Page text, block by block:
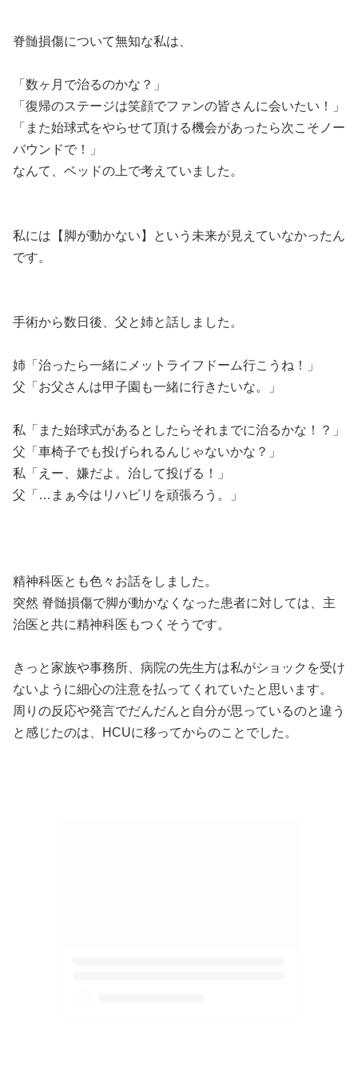
脊髄損傷について無知な私は、
「数ヶ月で治るのかな？」
「復帰のステージは笑顔でファンの皆さんに会いたい！」
「また始球式をやらせて頂ける機会があったら次こそノー
バウンドで！」
なんて、ベッドの上で考えていました。
私には【脚が動かない】という未来が見えていなかったん
です。
手術から数日後、父と姉と話しました。
姉「治ったら一緒にメットライフドーム行こうね！」
父「お父さんは甲子園も一緒に行きたいな。」
私「また始球式があるとしたらそれまでに治るかな！？」
父「車椅子でも投げられるんじゃないかな？」
私「えー、嫌だよ。治して投げる！」
父「…まぁ今はリハビリを頑張ろう。」
精神科医とも色々お話をしました。
突然 脊髄損傷で脚が動かなくなった患者に対しては、主
治医と共に精神科医もつくそうです。
きっと家族や事務所、病院の先生方は私がショックを受け
ないように細心の注意を払ってくれていたと思います。
周りの反応や発言でだんだんと自分が思っているのと違う
と感じたのは、HCUに移ってからのことでした。